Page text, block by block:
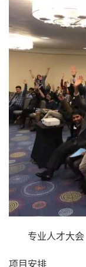
专业人才大会
项目安排